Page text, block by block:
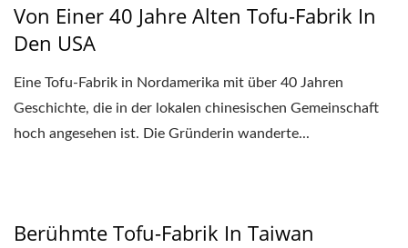
Von Einer 40 Jahre Alten Tofu-Fabrik In
Den USA
Eine Tofu-Fabrik in Nordamerika mit über 40 Jahren
Geschichte, die in der lokalen chinesischen Gemeinschaft
hoch angesehen ist. Die Gründerin wanderte...
Berühmte Tofu-Fabrik In Taiwan